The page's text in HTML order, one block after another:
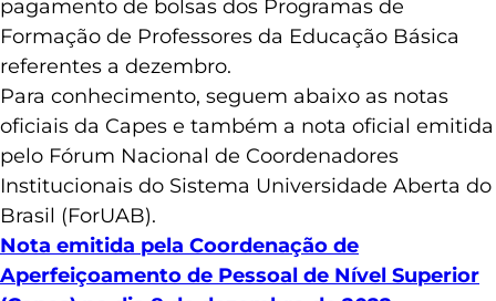
milhões, sendo que o valor será utilizado no
pagamento de bolsas dos Programas de
Formação de Professores da Educação Básica
referentes a dezembro.
Para conhecimento, seguem abaixo as notas
oficiais da Capes e também a nota oficial emitida
peloFórum Nacional de Coordenadores
Institucionais do Sistema Universidade Aberta do
Brasil(ForUAB).
Nota emitida pela Coordenação de